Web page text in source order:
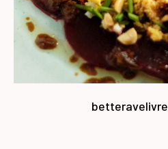
betteravelivre